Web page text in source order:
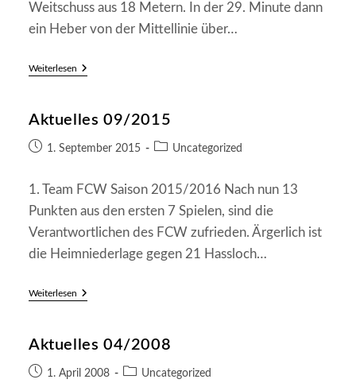
Weitschuss aus 18 Metern. In der 29. Minute dann
ein Heber von der Mittellinie über…
WeiterlesenSG
Siegelbach
3:0
Aktuelles 09/2015
Beitrag1. September 2015
Beitrags-
Uncategorized
1. Team FCW Saison 2015/2016 Nach nun 13
Punkten aus den ersten 7 Spielen, sind die
Verantwortlichen des FCW zufrieden. Ärgerlich ist
die Heimniederlage gegen 21 Hassloch…
WeiterlesenAktuelles
Aktuelles 04/2008
Beitrag1. April 2008
Beitrags-
Uncategorized